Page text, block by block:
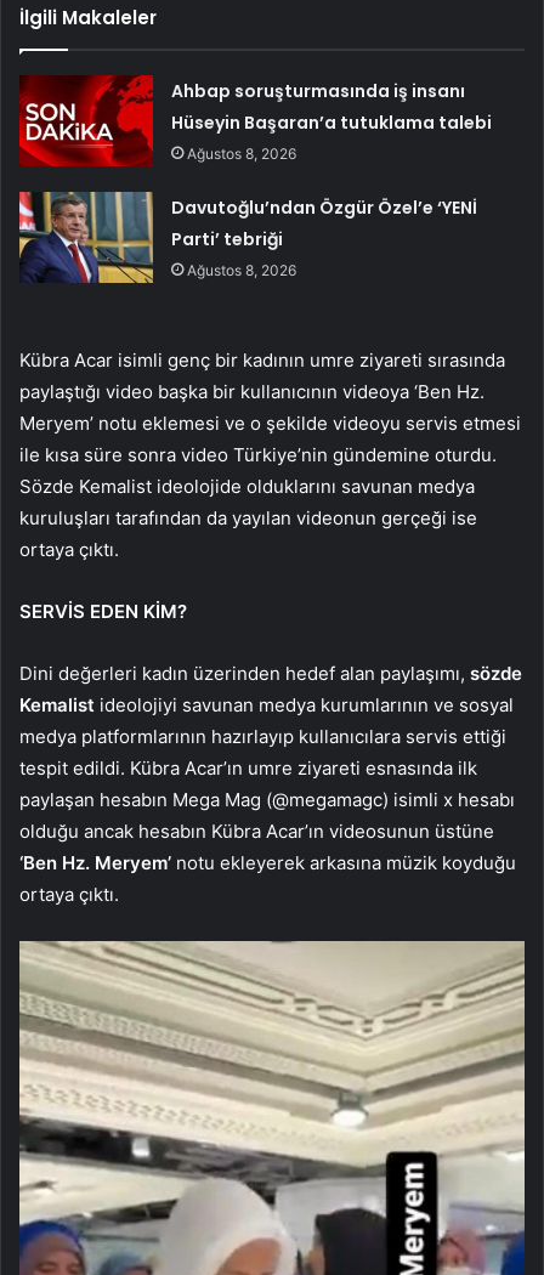
İlgili Makaleler
Ahbap soruşturmasında iş insanı
Hüseyin Başaran’a tutuklama talebi
Ağustos 8, 2026
Davutoğlu’ndan Özgür Özel’e ‘YENİ
Parti’ tebriği
Ağustos 8, 2026
Kübra Acar isimli genç bir kadının umre ziyareti sırasında
paylaştığı video başka bir kullanıcının videoya ‘Ben Hz.
Meryem’ notu eklemesi ve o şekilde videoyu servis etmesi
ile kısa süre sonra video Türkiye’nin gündemine oturdu.
Sözde Kemalist ideolojide olduklarını savunan medya
kuruluşları tarafından da yayılan videonun gerçeği ise
ortaya çıktı.
SERVİS EDEN KİM?
Dini değerleri kadın üzerinden hedef alan paylaşımı, sözde
Kemalist ideolojiyi savunan medya kurumlarının ve sosyal
medya platformlarının hazırlayıp kullanıcılara servis ettiği
tespit edildi. Kübra Acar’ın umre ziyareti esnasında ilk
paylaşan hesabın Mega Mag (@megamagc) isimli x hesabı
olduğu ancak hesabın Kübra Acar’ın videosunun üstüne
‘Ben Hz. Meryem’ notu ekleyerek arkasına müzik koyduğu
ortaya çıktı.